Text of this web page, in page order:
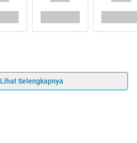
Lihat Selengkapnya